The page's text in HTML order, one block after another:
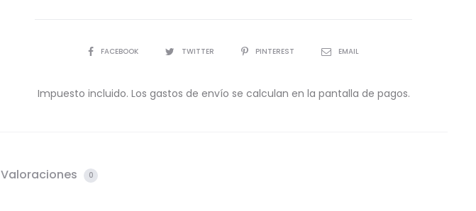
COMPARTIR
FACEBOOK TWITTER PINTEREST EMAIL
Impuesto incluido. Los gastos de envío se calculan en la pantalla de pagos.
Valoraciones 0